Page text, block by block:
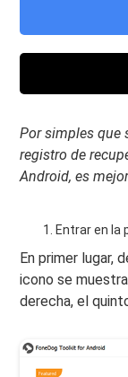
Por simples que
registro de
Android, es
Entrar en la
En primer lugar,
icono se
derecha, el